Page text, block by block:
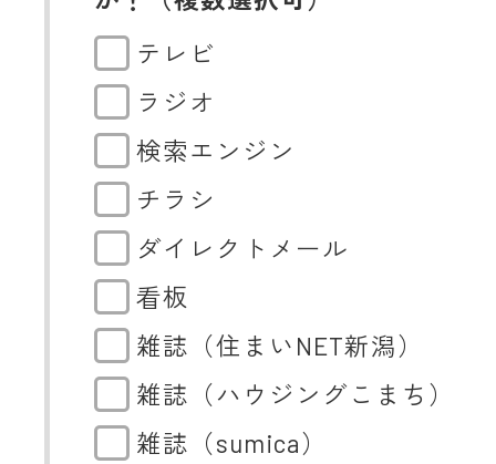
テレビ
ラジオ
検索エンジン
チラシ
ダイレクトメール
看板
雑誌（住まいNET新潟）
雑誌（ハウジングこまち）
雑誌（sumica）